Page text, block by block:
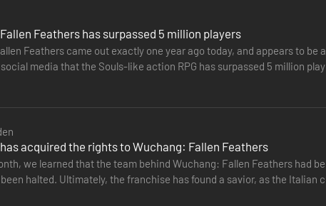
Feathers has surpassed 5 million players
Feathers came out exactly one year ago today, and appears to
media that the Souls-like action RPG has surpassed 5 million
Fallen…
acquired the rights to Wuchang: Fallen Feathers
we learned that the team behind Wuchang: Fallen Feathers had
halted. Ultimately, the franchise has found a savior, as the Italian
The…